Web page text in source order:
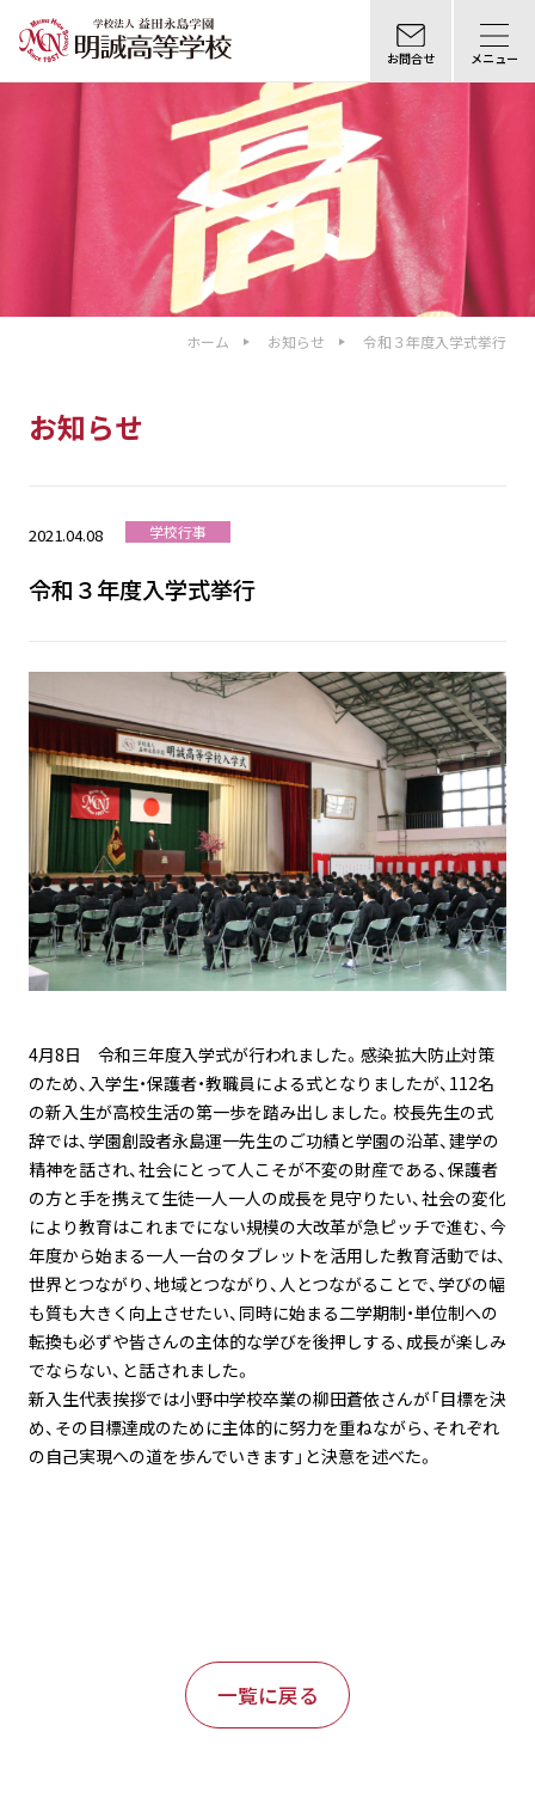
お問合せ メニュー
ホーム お知らせ 令和３年度入学式挙行
お知らせ
2021.04.08 学校行事
令和３年度入学式挙行
4月8日 令和三年度入学式が行われました。感染拡大防止対策
のため、入学生・保護者・教職員による式となりましたが、112名
の新入生が高校生活の第一歩を踏み出しました。校長先生の式
辞では、学園創設者永島運一先生のご功績と学園の沿革、建学の
精神を話され、社会にとって人こそが不変の財産である、保護者
の方と手を携えて生徒一人一人の成長を見守りたい、社会の変化
により教育はこれまでにない規模の大改革が急ピッチで進む、今
年度から始まる一人一台のタブレットを活用した教育活動では、
世界とつながり、地域とつながり、人とつながることで、学びの幅
も質も大きく向上させたい、同時に始まる二学期制・単位制への
転換も必ずや皆さんの主体的な学びを後押しする、成長が楽しみ
でならない、と話されました。
新入生代表挨拶では小野中学校卒業の柳田蒼依さんが「目標を決
め、その目標達成のために主体的に努力を重ねながら、それぞれ
の自己実現への道を歩んでいきます」と決意を述べた。
一覧に戻る